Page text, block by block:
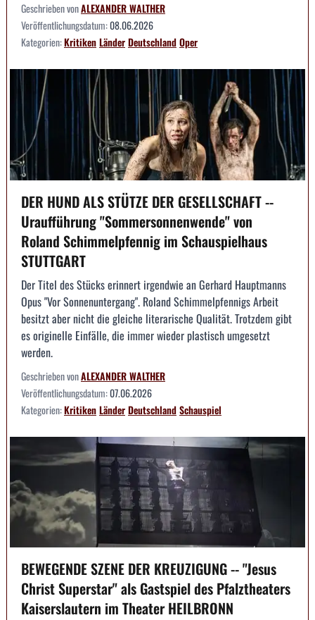
Geschrieben vonALEXANDER WALTHER
Veröffentlichungsdatum:08.06.2026
Kategorien:KritikenLänderDeutschlandOper
DER HUND ALS STÜTZE DER GESELLSCHAFT --
Uraufführung "Sommersonnenwende" von
Roland Schimmelpfennig im Schauspielhaus
STUTTGART
Der Titel des Stücks erinnert irgendwie an Gerhard Hauptmanns
Opus "Vor Sonnenuntergang". Roland Schimmelpfennigs Arbeit
besitzt aber nicht die gleiche literarische Qualität. Trotzdem gibt
es originelle Einfälle, die immer wieder plastisch umgesetzt
werden.
Geschrieben vonALEXANDER WALTHER
Veröffentlichungsdatum:07.06.2026
Kategorien:KritikenLänderDeutschlandSchauspiel
BEWEGENDE SZENE DER KREUZIGUNG -- "Jesus
Christ Superstar" als Gastspiel des Pfalztheaters
Kaiserslautern im Theater HEILBRONN